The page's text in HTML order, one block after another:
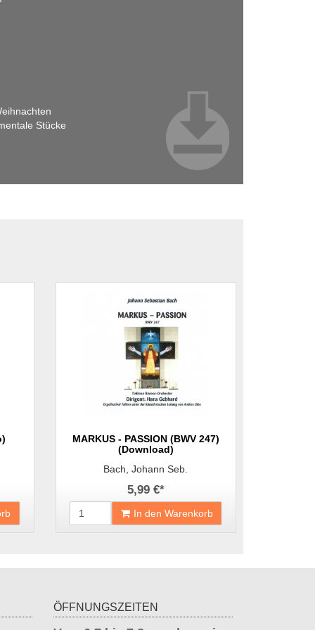
Stücke
MARKUS - PASSION (BWV 247)
(Download)
Bach, Johann Seb.
5,99 €*
In den Warenkorb
ÖFFNUNGSZEITEN